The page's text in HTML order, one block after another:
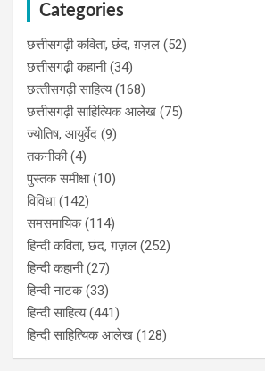
Categories
छत्तीसगढ़ी कविता, छंद, ग़ज़ल (52)
छत्तीसगढ़ी कहानी(34)
छत्‍तीसगढ़ी साहित्‍य(168)
छत्तीसगढ़ी साहित्यिक आलेख (75)
ज्योतिष, आयुर्वेद (9)
तकनीकी(4)
पुस्‍तक समीक्षा(10)
विविधा(142)
समसमायिक(114)
हिन्दी कविता, छंद, ग़ज़ल (252)
हिन्दी कहानी(27)
हिन्‍दी नाटक(33)
हिन्दी साहित्य(441)
हिन्दी साहित्यिक आलेख (128)